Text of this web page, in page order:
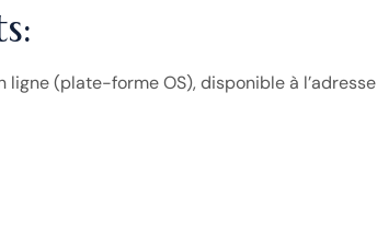
(plate-forme OS), disponible à l’adresse